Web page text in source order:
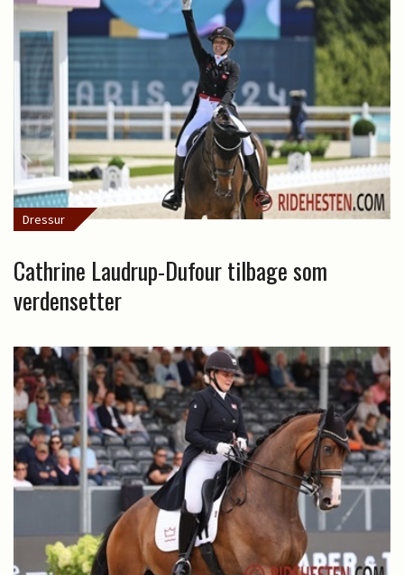
Dressur
Cathrine Laudrup-Dufour tilbage som
verdensetter